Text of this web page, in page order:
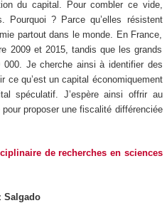
du capital. Pour combler ce vide,
Pourquoi ? Parce qu’elles résistent
partout dans le monde. En France,
2009 et 2015, tandis que les grands
Je cherche ainsi à identifier des
ce qu’est un capital économiquement
spéculatif. J’espère ainsi offrir au
proposer une fiscalité différenciée
de recherches en sciences
Salgado